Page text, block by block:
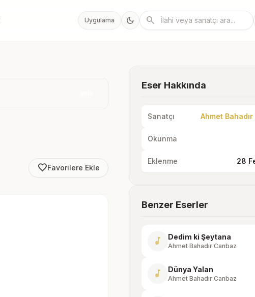
Uygulama dark_mode search
favorite_borderFavorilere Ekle
Eser Hakkında
Sanatçı Ahmet
Okunma
Eklenme 28
Benzer Eserler
music_note Dedim ki Şeytana
Ahmet Bahadır Canbaz
music_note Dünya Yalan
Ahmet Bahadır Canbaz